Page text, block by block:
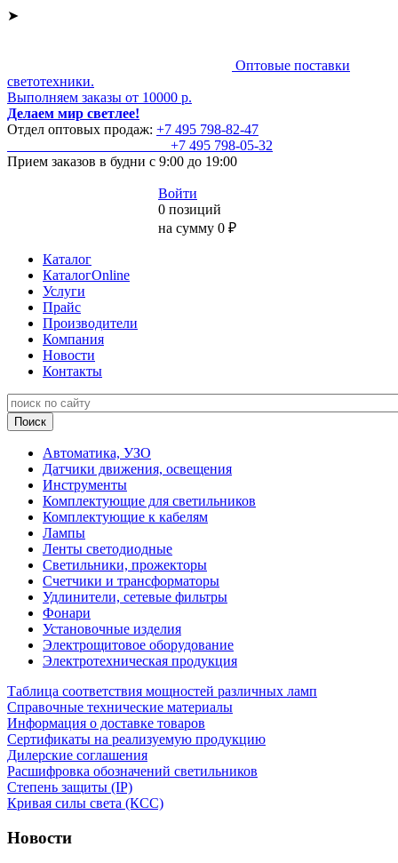
➤
Оптовые поставки
светотехники.
Выполняем заказы от 10000 р.
Делаем мир светлее!
Отдел оптовых продаж: +7 495 798-82-47
+7 495 798-05-32
Прием заказов в будни с 9:00 до 19:00
Войти
0 позиций
на сумму 0 ₽
Каталог
КаталогOnline
Услуги
Прайс
Производители
Компания
Новости
Контакты
Автоматика, УЗО
Датчики движения, освещения
Инструменты
Комплектующие для светильников
Комплектующие к кабелям
Лампы
Ленты светодиодные
Светильники, прожекторы
Счетчики и трансформаторы
Удлинители, сетевые фильтры
Фонари
Установочные изделия
Электрощитовое оборудование
Электротехническая продукция
Таблица соответствия мощностей различных ламп
Справочные технические материалы
Информация о доставке товаров
Сертификаты на реализуемую продукцию
Дилерские соглашения
Расшифровка обозначений светильников
Степень защиты (IP)
Кривая силы света (КСС)
Новости